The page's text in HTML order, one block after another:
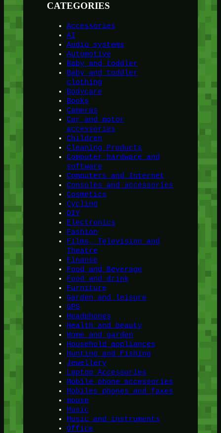
CATEGORIES
Accessories
AI
Audio systems
Automotive
Baby and toddler
Baby and toddler
clothing
Bodycare
Books
Cameras
Car and motor
accessories
Children
Cleaning Products
Computer hardware and
software
Computers and Internet
Consoles and accessories
Cosmetics
Cycling
DIY
Electronics
Fashion
Films, Television and
Theatre
Finanse
Food and Beverage
Food and drink
Furniture
Garden and leisure
GPS
Headphones
Health and beauty
Home and garden
Household appliances
Hunting and Fishing
Jewellery
Laptop Accessories
Mobile phone accessories
Mobiles phones and faxes
mouse
Music
Music and instruments
Office